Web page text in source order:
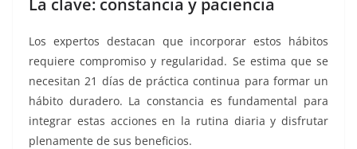
Los expertos destacan que incorporar estos hábitos
requiere compromiso y regularidad. Se estima que se
necesitan 21 días de práctica continua para formar un
hábito duradero. La constancia es fundamental para
integrar estas acciones en la rutina diaria y disfrutar
plenamente de sus beneficios.